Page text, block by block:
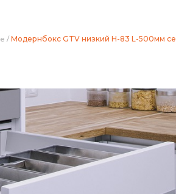
/ Модернбокс GTV низкий H-83 L-500мм